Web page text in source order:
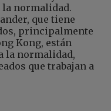
la normalidad.
que tiene
principalmente
Kong, están
la normalidad,
que trabajan a